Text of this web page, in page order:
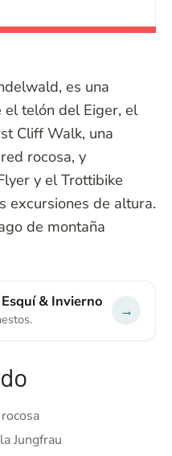
es una
el telón del Eiger, el
Cliff Walk, una
rocosa, y
y el Trottibike
excursiones de altura.
de montaña
& Invierno
→
Jungfrau